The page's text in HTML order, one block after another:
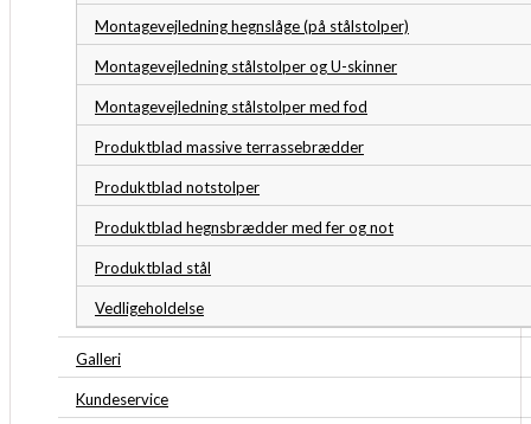
Montagevejledning hegnslåge (på stålstolper)
Montagevejledning stålstolper og U-skinner
Montagevejledning stålstolper med fod
Produktblad massive terrassebrædder
Produktblad notstolper
Produktblad hegnsbrædder med fer og not
Produktblad stål
Vedligeholdelse
Galleri
Kundeservice